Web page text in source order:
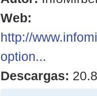
Web:
http://
option...
Descargas: